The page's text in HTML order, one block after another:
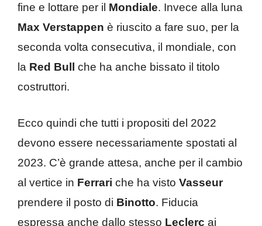
fine e lottare per il Mondiale. Invece alla luna
Max Verstappen è riuscito a fare suo, per la
seconda volta consecutiva, il mondiale, con
la Red Bull che ha anche bissato il titolo
costruttori.
Ecco quindi che tutti i propositi del 2022
devono essere necessariamente spostati al
2023. C’è grande attesa, anche per il cambio
al vertice in Ferrari che ha visto Vasseur
prendere il posto di Binotto. Fiducia
espressa anche dallo stesso Leclerc ai